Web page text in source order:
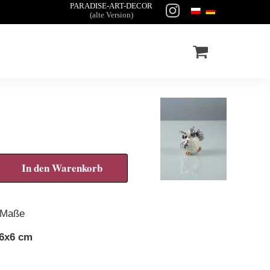
PARADISE-ART-DECOR
(alte Version)
Maße
In den Warenkorb
cm